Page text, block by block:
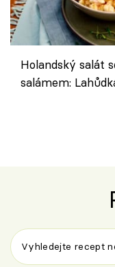
Holandský salát
salámem: